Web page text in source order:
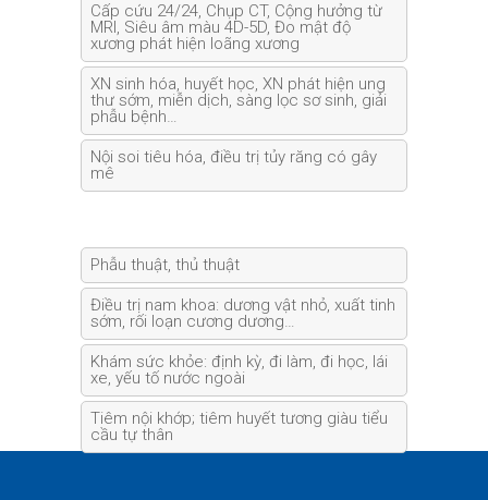
Cấp cứu 24/24, Chụp CT, Cộng hưởng từ
MRI, Siêu âm màu 4D-5D, Đo mật độ
xương phát hiện loãng xương
XN sinh hóa, huyết học, XN phát hiện ung
thư sớm, miễn dịch, sàng lọc sơ sinh, giải
phẫu bệnh…
Nội soi tiêu hóa, điều trị tủy răng có gây
mê
Phẫu thuật, thủ thuật
Điều trị nam khoa: dương vật nhỏ, xuất tinh
sớm, rối loạn cương dương…
Khám sức khỏe: định kỳ, đi làm, đi học, lái
xe, yếu tố nước ngoài
Tiêm nội khớp; tiêm huyết tương giàu tiểu
cầu tự thân